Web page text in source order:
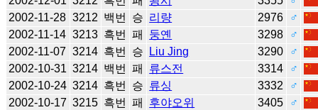
2002-11-28 3212 백번 승 리량 2976
♂
2002-11-14 3213 흑번 패 둥옌 3298
♂
2002-11-07 3214 흑번 승 Liu Jing 3290
♂
2002-10-31 3214 백번 패 류스전 3314
♂
2002-10-24 3214 흑번 승 류싱 3332
♂
2002-10-17 3215 흑번 패 후야오위 3405
♂